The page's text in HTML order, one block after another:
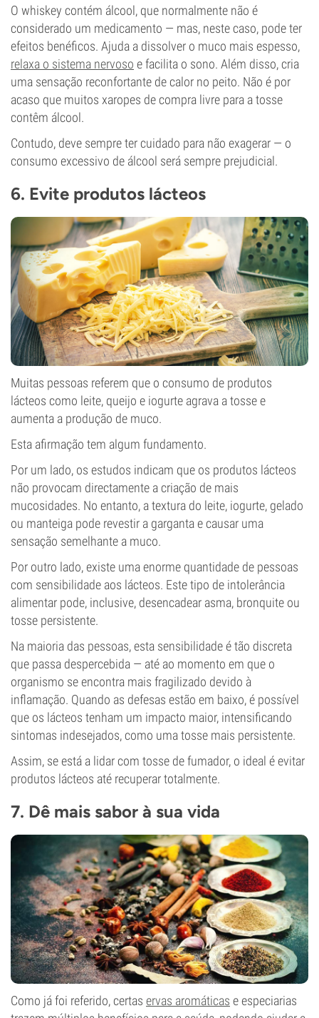
O whiskey contém álcool, que normalmente não é
considerado um medicamento — mas, neste caso, pode ter
efeitos benéficos. Ajuda a dissolver o muco mais espesso,
relaxa o sistema nervoso e facilita o sono. Além disso, cria
uma sensação reconfortante de calor no peito. Não é por
acaso que muitos xaropes de compra livre para a tosse
contêm álcool.
Contudo, deve sempre ter cuidado para não exagerar — o
consumo excessivo de álcool será sempre prejudicial.
6. Evite produtos lácteos
Muitas pessoas referem que o consumo de produtos
lácteos como leite, queijo e iogurte agrava a tosse e
aumenta a produção de muco.
Esta afirmação tem algum fundamento.
Por um lado, os estudos indicam que os produtos lácteos
não provocam directamente a criação de mais
mucosidades. No entanto, a textura do leite, iogurte, gelado
ou manteiga pode revestir a garganta e causar uma
sensação semelhante a muco.
Por outro lado, existe uma enorme quantidade de pessoas
com sensibilidade aos lácteos. Este tipo de intolerância
alimentar pode, inclusive, desencadear asma, bronquite ou
tosse persistente.
Na maioria das pessoas, esta sensibilidade é tão discreta
que passa despercebida — até ao momento em que o
organismo se encontra mais fragilizado devido à
inflamação. Quando as defesas estão em baixo, é possível
que os lácteos tenham um impacto maior, intensificando
sintomas indesejados, como uma tosse mais persistente.
Assim, se está a lidar com tosse de fumador, o ideal é evitar
produtos lácteos até recuperar totalmente.
7. Dê mais sabor à sua vida
Como já foi referido, certas ervas aromáticas e especiarias